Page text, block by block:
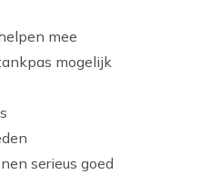
mee
mogelijk
serieus goed